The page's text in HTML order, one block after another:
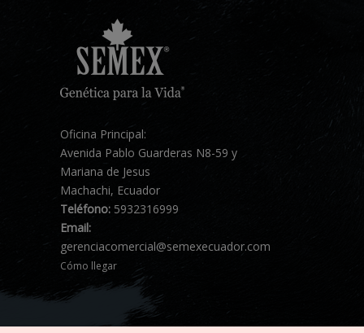
Oficina Principal:
Avenida Pablo Guarderas N8-59 y
Mariana de Jesus
Machachi, Ecuador
Teléfono: 5932316999
Email:
gerenciacomercial@semexecuador.com
Cómo llegar